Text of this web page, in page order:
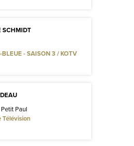
SCHMIDT
- SAISON 3 / KOTV
Paul
Télévision